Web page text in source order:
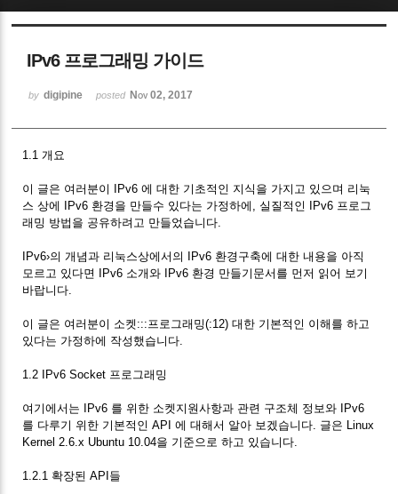
IPv6 프로그래밍 가이드
by digipine posted Nov 02, 2017
1.1 개요
이 글은 여러분이 IPv6 에 대한 기초적인 지식을 가지고 있으며 리눅
스 상에 IPv6 환경을 만들수 있다는 가정하에, 실질적인 IPv6 프로그
래밍 방법을 공유하려고 만들었습니다.
IPv6›의 개념과 리눅스상에서의 IPv6 환경구축에 대한 내용을 아직
모르고 있다면 IPv6 소개와 IPv6 환경 만들기문서를 먼저 읽어 보기
바랍니다.
이 글은 여러분이 소켓:::프로그래밍(:12) 대한 기본적인 이해를 하고
있다는 가정하에 작성했습니다.
1.2 IPv6 Socket 프로그래밍
여기에서는 IPv6 를 위한 소켓지원사항과 관련 구조체 정보와 IPv6
를 다루기 위한 기본적인 API 에 대해서 알아 보겠습니다. 글은 Linux
Kernel 2.6.x Ubuntu 10.04을 기준으로 하고 있습니다.
1.2.1 확장된 API들
Sketchbook5, 스케치북5
Sketchbook5, 스케치북5